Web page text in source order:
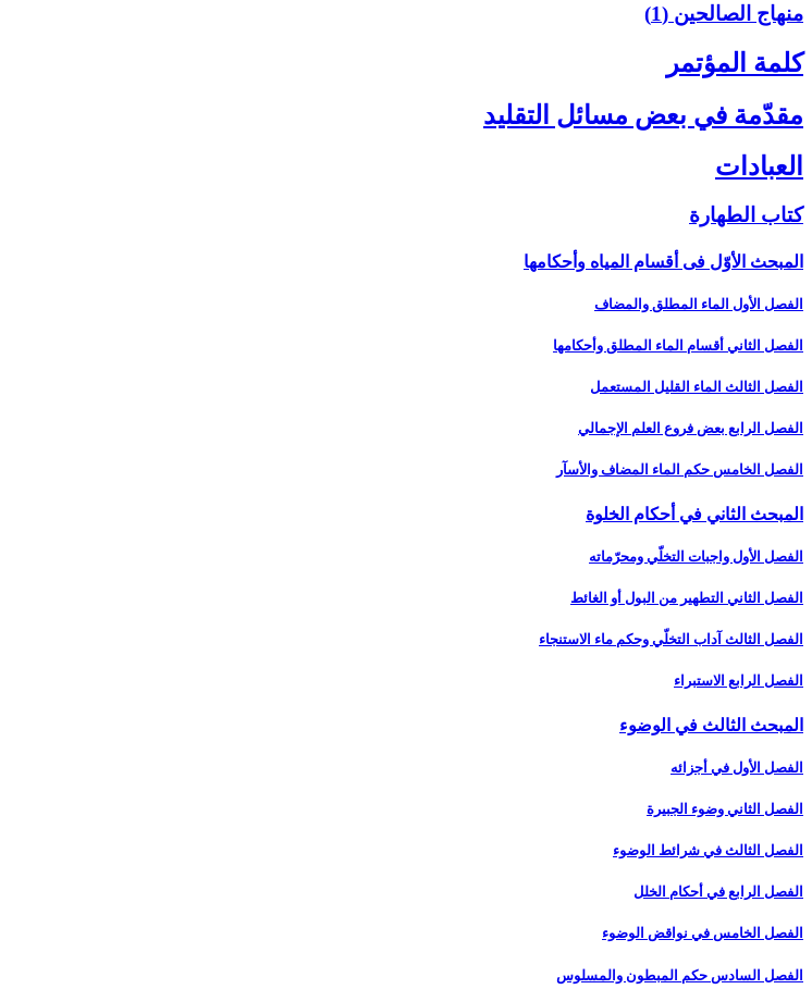
منهاج الصالحین (1)
كلمة المؤتمر
مقدّمة في بعض مسائل التقليد
العبادات‏
كتاب الطهارة
المبحث الأوّل فى أقسام المياه وأحكامها
الفصل الأول الماء المطلق والمضاف‏
الفصل الثاني أقسام الماء المطلق وأحكامها
الفصل الثالث الماء القليل المستعمل‏
الفصل الرابع بعض فروع العلم الإجمالي‏
الفصل الخامس حكم الماء المضاف والأسآر
المبحث الثاني في أحكام الخلوة
الفصل الأول واجبات التخلّي ومحرّماته‏
الفصل الثاني التطهير من البول أو الغائط
الفصل الثالث آداب التخلّي وحكم ماء الاستنجاء
الفصل الرابع الاستبراء
المبحث الثالث في الوضوء
الفصل الأول في أجزائه‏
الفصل الثاني وضوء الجبيرة
الفصل الثالث في شرائط الوضوء
الفصل الرابع في أحكام الخلل
الفصل الخامس في نواقض الوضوء
الفصل السادس حكم المبطون والمسلوس‏